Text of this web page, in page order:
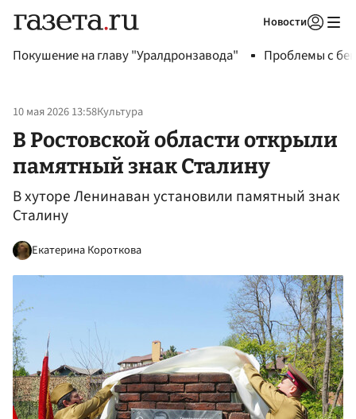
Новости
Покушение на главу "Уралдронзавода" Проблемы с
10 мая 2026 13:58Культура
В Ростовской области открыли
памятный знак Сталину
В хуторе Ленинаван установили памятный знак
Сталину
Екатерина Короткова